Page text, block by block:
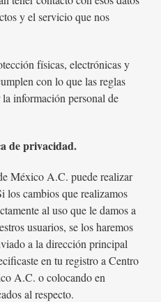
y el servicio que nos
físicas, electrónicas y
con lo que las reglas
información personal de
de privacidad.
México A.C. puede realizar
los cambios que realizamos
al uso que le damos a
usuarios, se los haremos
a la dirección principal
en tu registro a Centro
A.C. o colocando en
al respecto.